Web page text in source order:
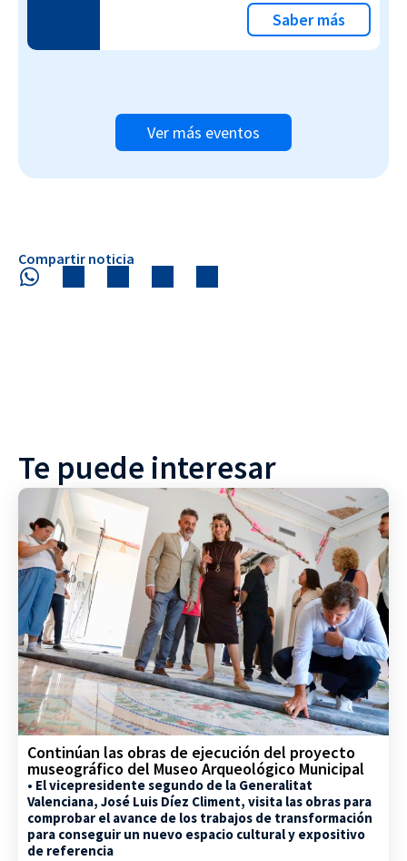
Saber más
Ver más eventos
Compartir noticia
Te puede interesar
Continúan las obras de ejecución del proyecto
museográfico del Museo Arqueológico Municipal
• El vicepresidente segundo de la Generalitat
Valenciana, José Luis Díez Climent, visita las obras para
comprobar el avance de los trabajos de transformación
para conseguir un nuevo espacio cultural y expositivo
de referencia